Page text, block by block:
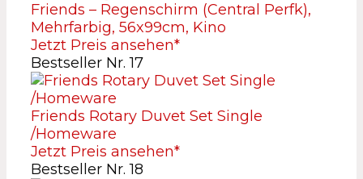
Friends – Regenschirm (Central Perfk),
Mehrfarbig, 56x99cm, Kino
Jetzt Preis ansehen*
Bestseller Nr. 17
Friends Rotary Duvet Set Single
/Homeware
Jetzt Preis ansehen*
Bestseller Nr. 18